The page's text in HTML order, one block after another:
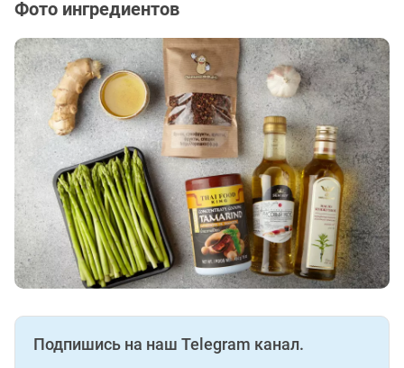
Фото ингредиентов
Подпишись на наш Telegram канал.